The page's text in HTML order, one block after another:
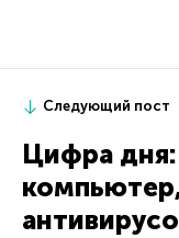
Следующий пост
Цифра